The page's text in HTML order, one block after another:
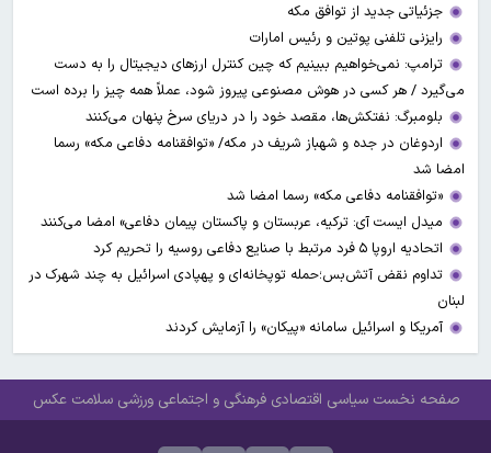
جزئیاتی جدید از توافق مکه
رایزنی تلفنی پوتین و رئیس امارات
ترامپ: نمی‌خواهیم ببینیم که چین کنترل ارز‌های دیجیتال را به دست
می‌گیرد / هر کسی در هوش مصنوعی پیروز شود، عملاً همه چیز را برده است
بلومبرگ: نفتکش‌ها، مقصد خود را در دریای سرخ پنهان می‌کنند
اردوغان در جده و شهباز شریف در مکه/ «توافقنامه دفاعی مکه» رسما
امضا شد
«توافقنامه دفاعی مکه» رسما امضا شد
میدل ایست آی: ترکیه، عربستان و پاکستان پیمان دفاعی» امضا می‌کنند
اتحادیه اروپا ۵ فرد مرتبط با صنایع دفاعی روسیه را تحریم کرد
تداوم نقض آتش‌بس؛حمله توپخانه‌ای و پهپادی اسرائیل به چند شهرک در
لبنان
آمریکا و اسرائیل سامانه «پیکان» را آزمایش کردند
صفحه نخست سیاسی اقتصادی فرهنگی و اجتماعی ورزشی سلامت عکس